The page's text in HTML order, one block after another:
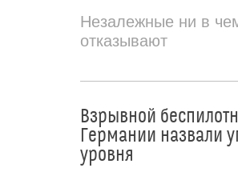
Незалежные ни в
отказывают
Взрывной
Германии назвали
уровня